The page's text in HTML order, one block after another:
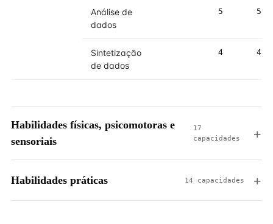
Análise de
dados
5 5
Sintetização
de dados
4 4
Habilidades físicas, psicomotoras e
sensoriais
17
capacidades
Habilidades práticas 14 capacidades